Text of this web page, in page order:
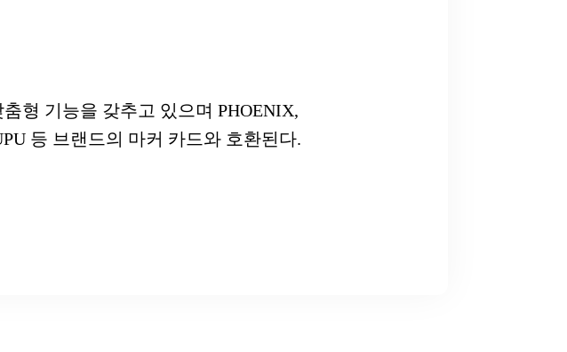
형 기능을 갖추고 있으며 PHOENIX,
등 브랜드의 마커 카드와 호환된다.